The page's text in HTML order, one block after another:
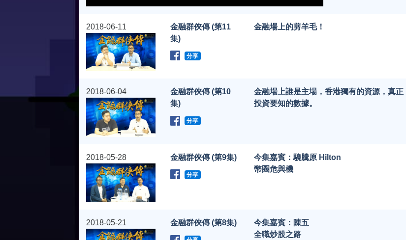
2018-06-11
金融群俠傳 (第11
集)
分享
金融場上的剪羊毛！
2018-06-04
金融群俠傳 (第10
集)
分享
金融場上誰是主場，香港獨有的資源，真正
投資要知的數據。
2018-05-28 金融群俠傳 (第9集)
分享
今集嘉賓：驍騰原 Hilton
幣圈危與機
2018-05-21 金融群俠傳 (第8集)
今集嘉賓：陳五
全職炒股之路